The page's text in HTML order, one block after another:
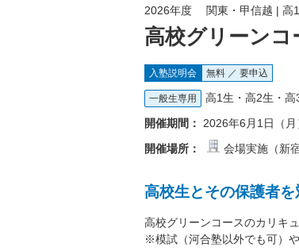
高校グリーン
2026年度 関東・甲信越 | 高1
入塾説明会 無料 ／ 要申込
一般生専用
高1生・高2生・高
開催期間：
2026年6月1日（
開催場所：
会場実施（新宿
高校生とその保護者
高校グリーンコースのカリキ
※模試（河合塾以外でも可）